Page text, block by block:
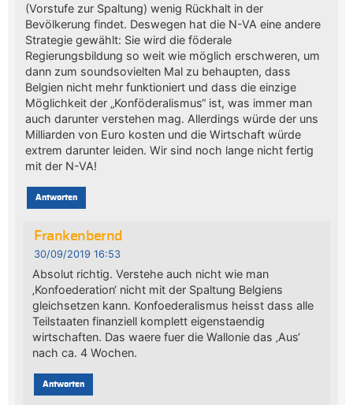
(Vorstufe zur Spaltung) wenig Rückhalt in der
Bevölkerung findet. Deswegen hat die N-VA eine andere
Strategie gewählt: Sie wird die föderale
Regierungsbildung so weit wie möglich erschweren, um
dann zum soundsovielten Mal zu behaupten, dass
Belgien nicht mehr funktioniert und dass die einzige
Möglichkeit der „Konföderalismus“ ist, was immer man
auch darunter verstehen mag. Allerdings würde der uns
Milliarden von Euro kosten und die Wirtschaft würde
extrem darunter leiden. Wir sind noch lange nicht fertig
mit der N-VA!
Antworten
Frankenbernd
30/09/2019 16:53
Absolut richtig. Verstehe auch nicht wie man
‚Konfoederation‘ nicht mit der Spaltung Belgiens
gleichsetzen kann. Konfoederalismus heisst dass alle
Teilstaaten finanziell komplett eigenstaendig
wirtschaften. Das waere fuer die Wallonie das ‚Aus‘
nach ca. 4 Wochen.
Antworten